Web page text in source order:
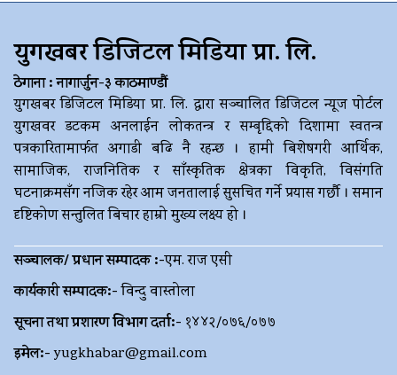
युगखबर डिजिटल मिडिया प्रा. लि.
ठेगाना : नागार्जुन-३ काठमाण्डौं
युगखबर डिजिटल मिडिया प्रा. लि. द्धारा सञ्चालित डिजिटल न्यूज पोर्टल
युगखवर डटकम अनलाईन लोकतन्त्र र सम्बृद्दिको दिशामा स्वतन्त्र
पत्रकारितामार्फत अगाडी बढि नै रहन्छ । हामी बिशेषगरी आर्थिक,
सामाजिक, राजनितिक र साँस्कृतिक क्षेत्रका विकृति, विसंगति
घटनाक्रमसँग नजिक रहेर आम जनतालाई सुसचित गर्ने प्रयास गर्छौ । समान
दृष्टिकोण सन्तुलित बिचार हाम्रो मुख्य लक्ष्य हो ।
सञ्चालक/ प्रधान सम्पादक :-एम. राज एसी
कार्यकारी सम्पादक:-विन्दु वास्तोला
सूचना तथा प्रशारण विभाग दर्ता:- १४४२/०७६/०७७
इमेल:- yugkhabar@gmail.com